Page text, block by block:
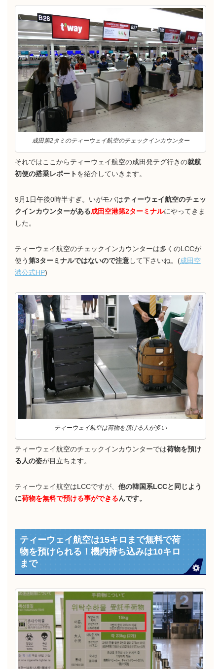
成田第2タミのティーウェイ航空のチェックインカウンター
それではここからティーウェイ航空の成田発テグ行きの就航
初便の搭乗レポートを紹介していきます。
9月1日午後0時半すぎ。いがモバはティーウェイ航空のチェッ
クインカウンターがある成田空港第2ターミナルにやってきま
した。
ティーウェイ航空のチェックインカウンターは多くのLCCが
使う第3ターミナルではないので注意して下さいね。(成田空
港公式HP)
ティーウェイ航空は荷物を預ける人が多い
ティーウェイ航空のチェックインカウンターでは荷物を預け
る人の姿が目立ちます。
ティーウェイ航空はLCCですが、 他の韓国系LCCと同じよう
に荷物を無料で預ける事ができるんです。
ティーウェイ航空は15キロまで無料で荷
物を預けられる！機内持ち込みは10キロ
まで